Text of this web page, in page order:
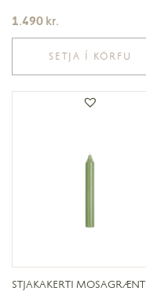
1.490 kr.
SETJA Í KÖRFU
STJAKAKERTI MOSAGRÆNT